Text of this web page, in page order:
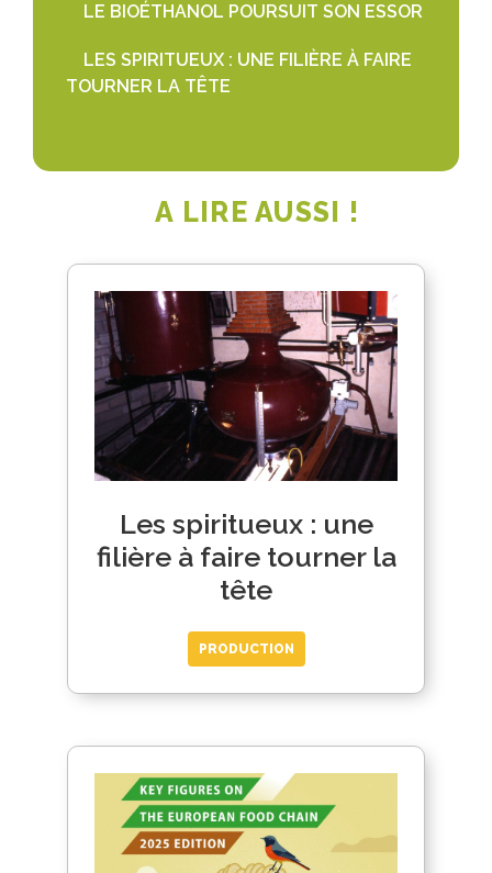
LE BIOÉTHANOL POURSUIT SON ESSOR
LES SPIRITUEUX : UNE FILIÈRE À FAIRE
TOURNER LA TÊTE
A LIRE AUSSI !
Les spiritueux : une
filière à faire tourner la
tête
PRODUCTION